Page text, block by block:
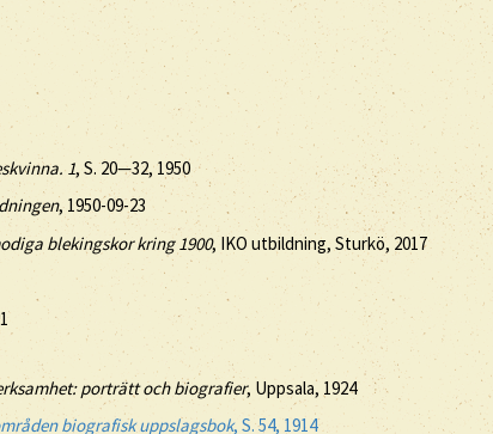
1, S. 20—32, 1950
, 1950-09-23
blekingskor kring 1900, IKO utbildning, Sturkö, 2017
porträtt och biografier, Uppsala, 1924
biografisk uppslagsbok, S. 54, 1914